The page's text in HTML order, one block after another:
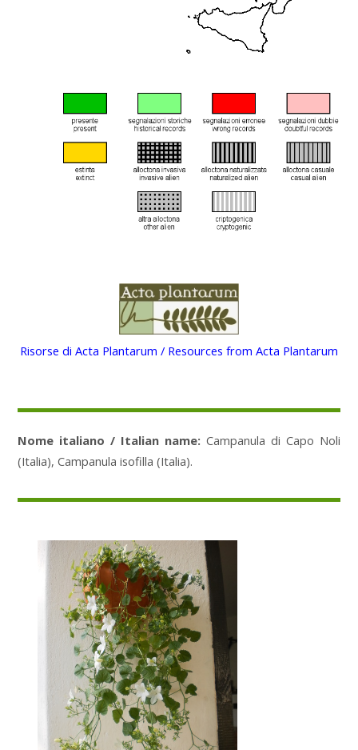
Risorse di Acta Plantarum / Resources from Acta Plantarum
Nome italiano / Italian name: Campanula di Capo Noli
(Italia), Campanula isofilla (Italia).